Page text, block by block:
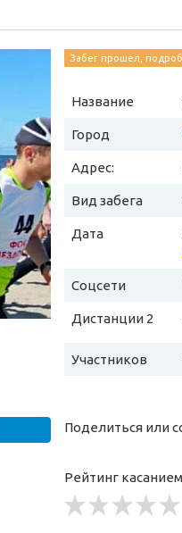
Забег прошел,
Название
Город
Адрес:
Вид забега
Дата
Соцсети
Дистанции 2
Участников
Поделиться или
Рейтинг